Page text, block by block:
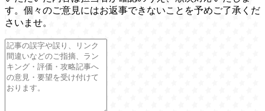
す。個々のご意見にはお返事できないことを予めご了承くだ
さいませ。